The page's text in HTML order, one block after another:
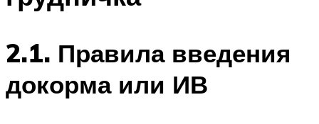
2.1. Правила введения
докорма или ИВ